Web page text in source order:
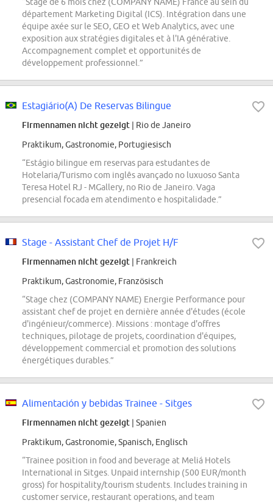
département Marketing Digital (ICS). Intégration dans une
équipe axée sur le SEO, GEO et Web Analytics, avec une
exposition aux stratégies digitales et à l'IA générative.
Accompagnement complet et opportunités de
développement professionnel.”
Estagiário(A) De Reservas Bilingue
Firmennamen nicht gezeigt | Rio de Janeiro
Praktikum, Gastronomie, Portugiesisch
“Estágio bilingue em reservas para estudantes de
Hotelaria/Turismo com inglês avançado no luxuoso Santa
Teresa Hotel RJ - MGallery, no Rio de Janeiro. Vaga
presencial focada em atendimento e hospitalidade.”
Stage - Assistant Chef de Projet H/F
Firmennamen nicht gezeigt | Frankreich
Praktikum, Gastronomie, Französisch
“Stage chez (COMPANY NAME) Energie Performance pour
assistant chef de projet en dernière année d'études (école
d'ingénieur/commerce). Missions : montage d'offres
techniques, pilotage de projets, coordination d'équipes,
développement commercial et promotion des solutions
énergétiques durables.”
Alimentación y bebidas Trainee - Sitges
Firmennamen nicht gezeigt | Spanien
Praktikum, Gastronomie, Spanisch, Englisch
“Trainee position in food and beverage at Meliá Hotels
International in Sitges. Unpaid internship (500 EUR/month
gross) for hospitality/tourism students. Includes training in
customer service, restaurant operations, and team